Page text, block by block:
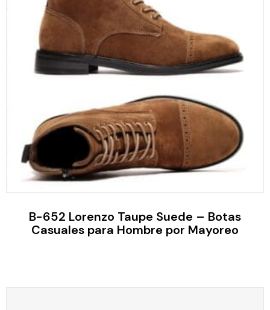
B-652 Lorenzo Taupe Suede – Botas
Casuales para Hombre por Mayoreo